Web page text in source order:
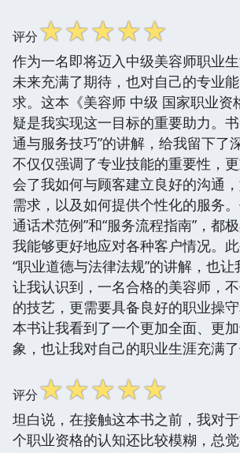
评分☆☆☆☆☆
作为一名即将迈入中级美容师职业
未来充满了期待，也对自己的专业
求。这本《美容师 中级 国家职业资
疑是我实现这一目标的重要助力。
通与服务技巧”的讲解，给我留下了
不仅仅强调了专业技能的重要性，
会了我如何与顾客建立良好的沟通
需求，以及如何提供个性化的服务
通话术范例”和“服务流程指南”，都
我能够更好地应对各种客户情况。
“职业道德与法律法规”的讲解，也
让我认识到，一名合格的美容师，
的技艺，更需要具备良好的职业操
本书让我看到了一个更加全面、更
象，也让我对自己的职业生涯充满了
评分☆☆☆☆☆
坦白说，在接触这本书之前，我对
个职业资格的认知还比较模糊，总